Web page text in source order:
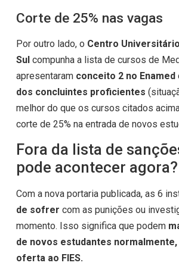
Corte de 25% nas vagas
Por outro lado, o Centro
Sulcompunha a lista de cursos de
apresentaram conceito 2 no Enamed
dos concluintes proficientes
melhor do que os cursos citados
corte de 25% na entrada de novos
Fora da lista de
pode acontecer agora?
Com a nova portaria publicada, as 6
de sofrer com as punições ou
momento. Isso significa que podem
de novos estudantes
oferta ao FIES.